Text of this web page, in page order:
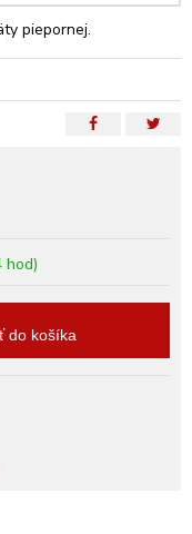
hod)
do košíka
piepornej.